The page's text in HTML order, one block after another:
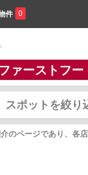
件 0
ァーストフー
スポットを絞り
のページであり、各